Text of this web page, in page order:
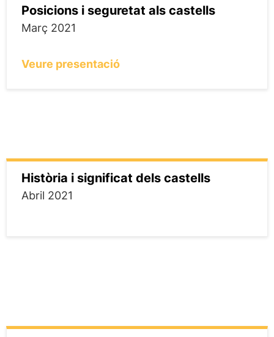
Posicions i seguretat als castells
Març 2021
Veure presentació
Història i significat dels castells
Abril 2021